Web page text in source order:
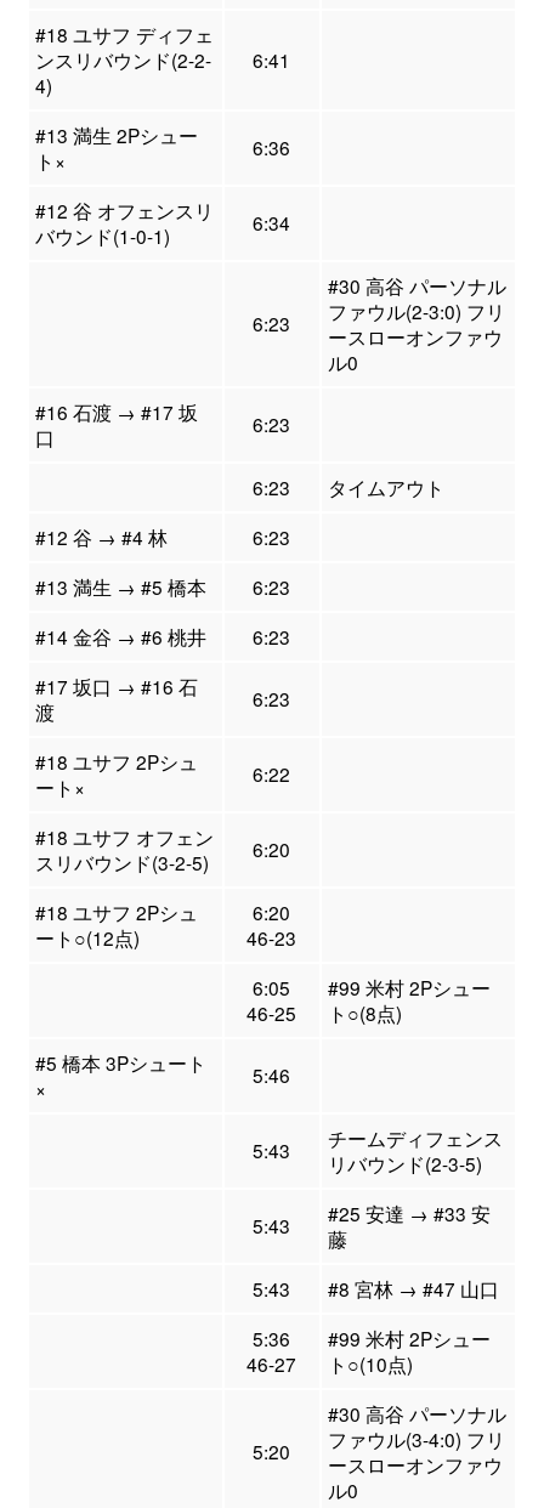
#18 ユサフ ディフェ
ンスリバウンド(2-2-
4)
6:41
#13 満生 2Pシュー
ト×
6:36
#12 谷 オフェンスリ
バウンド(1-0-1)
6:34
6:23
#30 高谷 パーソナル
ファウル(2-3:0) フリ
ースローオンファウ
ル0
#16 石渡 → #17 坂
口
6:23
6:23
タイムアウト
#12 谷 → #4 林
6:23
#13 満生 → #5 橋本
6:23
#14 金谷 → #6 桃井
6:23
#17 坂口 → #16 石
渡
6:23
#18 ユサフ 2Pシュ
ート×
6:22
#18 ユサフ オフェン
スリバウンド(3-2-5)
6:20
#18 ユサフ 2Pシュ
ート○(12点)
6:20
46-23
6:05
46-25
#99 米村 2Pシュー
ト○(8点)
#5 橋本 3Pシュート
×
5:46
5:43
チームディフェンス
リバウンド(2-3-5)
5:43
#25 安達 → #33 安
藤
5:43
#8 宮林 → #47 山口
5:36
46-27
#99 米村 2Pシュー
ト○(10点)
5:20
#30 高谷 パーソナル
ファウル(3-4:0) フリ
ースローオンファウ
ル0